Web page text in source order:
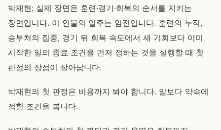
박재현: 실제 장면은 훈련·경기·회복의 순서를 지키는
장면입니다. 이 인물의 일주는 임진입니다. 훈련의 누적,
승부처의 집중, 경기 뒤 회복 속도에서 새 기회보다 이미
시작한 일의 종료 조건을 먼저 정하는 것을 실행할 때 첫
판정의 장점이 살아납니다.
박재현의 첫 판정은 비용까지 봐야 합니다. 말보다 약속에
적힐 조건을 봅니다.